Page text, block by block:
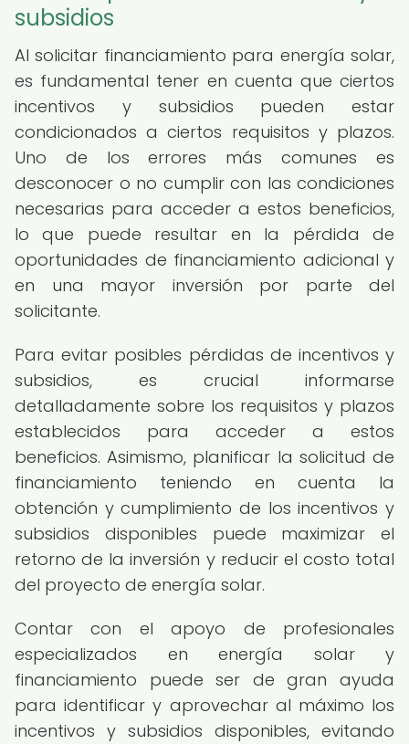
subsidios
Al solicitar financiamiento para energía solar,
es fundamental tener en cuenta que ciertos
incentivos y subsidios pueden estar
condicionados a ciertos requisitos y plazos.
Uno de los errores más comunes es
desconocer o no cumplir con las condiciones
necesarias para acceder a estos beneficios,
lo que puede resultar en la pérdida de
oportunidades de financiamiento adicional y
en una mayor inversión por parte del
solicitante.
Para evitar posibles pérdidas de incentivos y
subsidios, es crucial informarse
detalladamente sobre los requisitos y plazos
establecidos para acceder a estos
beneficios. Asimismo, planificar la solicitud de
financiamiento teniendo en cuenta la
obtención y cumplimiento de los incentivos y
subsidios disponibles puede maximizar el
retorno de la inversión y reducir el costo total
del proyecto de energía solar.
Contar con el apoyo de profesionales
especializados en energía solar y
financiamiento puede ser de gran ayuda
para identificar y aprovechar al máximo los
incentivos y subsidios disponibles, evitando